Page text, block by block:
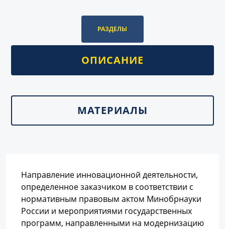
РАЗДЕЛЫ
ОПИСАНИЕ
МАТЕРИАЛЫ
Направление инновационной деятельности,
определенное заказчиком в соответствии с
нормативным правовым актом Минобрнауки
России и мероприятиями государственных
программ, направленными на модернизацию